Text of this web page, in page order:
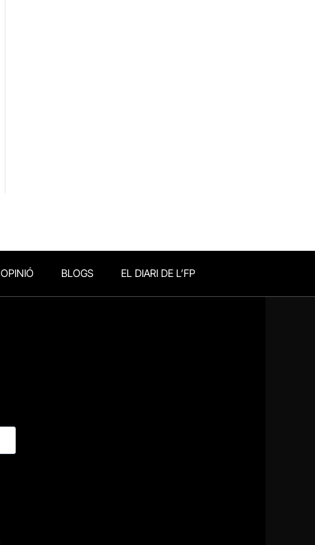
OPINIÓ BLOGS EL DIARI DE L’FP